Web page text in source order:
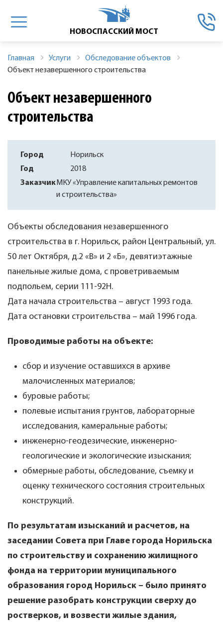
Главная Услуги
Обследование объектов
Объект незавершенного строительства
Объект незавершенного
строительства
Объекты обследования незавершенного
строительства в г. Норильск, район Центральный, ул.
50 лет Октября, д.2 «В» и 2 «Б», девятиэтажные
панельные жилые дома, с проветриваемым
подпольем, серии 111-92Н.
Дата начала строительства – август 1993 года.
Дата остановки строительства – май 1996 года.
Проводимые работы на объекте:
сбор и изучение оставшихся в архиве
малочисленных материалов;
буровые работы;
полевые испытания грунтов, лабораторные
исследования, камеральные работы;
инженерно-геодезические, инженерно-
геологические и экологические изыскания;
обмерные работы, обследование, съемку и
оценку технического состояния строительных
конструкций.
По результатам изысканий и расчетов, на
заседании Совета при Главе города Норильска
по строительству и сохранению жилищного
фонда на территории муниципального
образования город Норильск – было принято
решение разобрать конструкции сверху до
ростверков, и возвести жилые здания,
Город
Норильск
Год
2018
Заказчик МКУ «Управление капитальных ремонтов
и строительства»